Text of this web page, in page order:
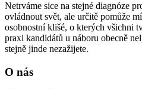
Netrváme sice na stejné diagnóze
ovládnout svět, ale určitě pomůže
osobnostní klišé, o kterých všichni
praxi kandidátů u náboru obecně
stejně jinde nezažijete.
O nás